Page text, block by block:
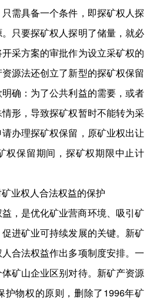
需具备一个条件，即探矿权人探
只要探矿权人探明了储量，就必
采方案的审批作为设立采矿权的
源法还创立了新型的探矿权保留
确：为了公共利益的需要，或者
形，导致探矿权暂时不能转为采
办理探矿权保留，原矿业权出让
权保留期间，探矿权期限中止计
业权人合法权益的保护
，是优化矿业营商环境、吸引矿
进矿业可持续发展的关键。新矿
合法权益作出多项制度安排。一
矿山企业区别对待。新矿产资源
护物权的原则，删除了1996年矿